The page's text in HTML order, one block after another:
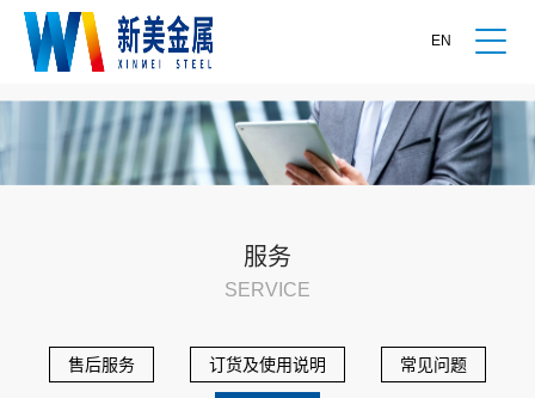
EN
服务
SERVICE
售后服务 订货及使用说明 常见问题